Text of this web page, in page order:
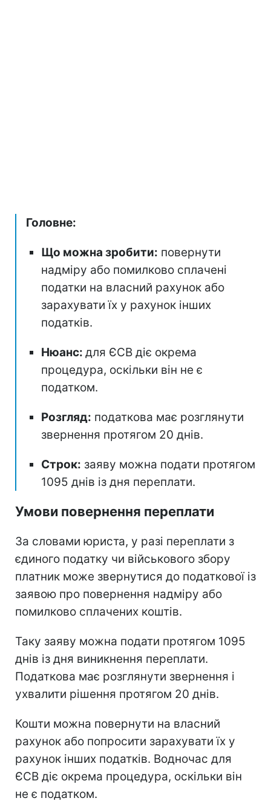
Головне:
Що можна зробити: повернути
надміру або помилково сплачені
податки на власний рахунок або
зарахувати їх у рахунок інших
податків.
Нюанс: для ЄСВ діє окрема
процедура, оскільки він не є
податком.
Розгляд: податкова має розглянути
звернення протягом 20 днів.
Строк: заяву можна подати протягом
1095 днів із дня переплати.
Умови повернення переплати
За словами юриста, у разі переплати з
єдиного податку чи військового збору
платник може звернутися до податкової із
заявою про повернення надміру або
помилково сплачених коштів.
Таку заяву можна подати протягом 1095
днів із дня виникнення переплати.
Податкова має розглянути звернення і
ухвалити рішення протягом 20 днів.
Кошти можна повернути на власний
рахунок або попросити зарахувати їх у
рахунок інших податків. Водночас для
ЄСВ діє окрема процедура, оскільки він
не є податком.